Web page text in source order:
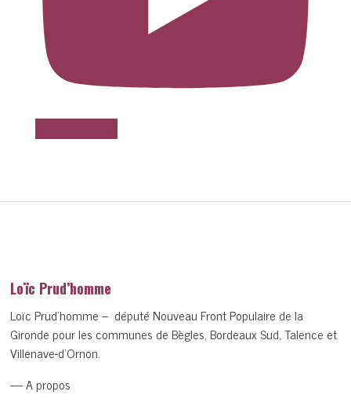
Loïc Prud’homme
Loïc Prud’homme – député Nouveau Front Populaire de la
Gironde pour les communes de Bègles, Bordeaux Sud, Talence et
Villenave-d’Ornon.
— A propos